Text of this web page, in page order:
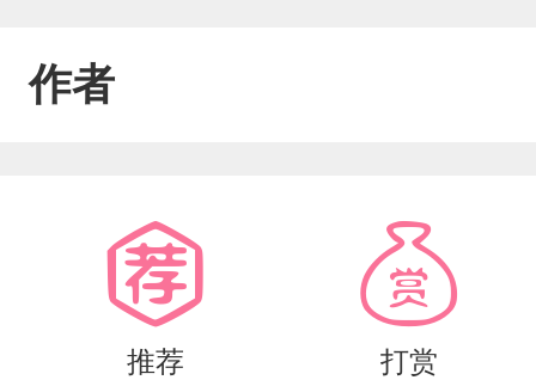
伤害自己心爱的人，最后亲眼看着他
生后受心灰意冷，不再爱了。攻发现
前，明白上天可怜他让他重来一世
追妻漫长，我们尽情期待，1v1，双洁
作者
推荐 打赏